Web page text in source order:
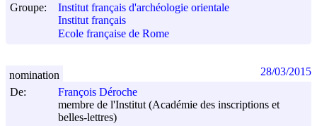
Groupe:
Institut français d'archéologie orientale
Institut français
Ecole française de Rome
De:
François Déroche
membre de l'Institut (Académie des inscriptions et
belles-lettres)
nomination 28/03/2015